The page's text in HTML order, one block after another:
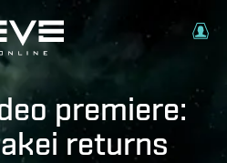
premiere:
returns